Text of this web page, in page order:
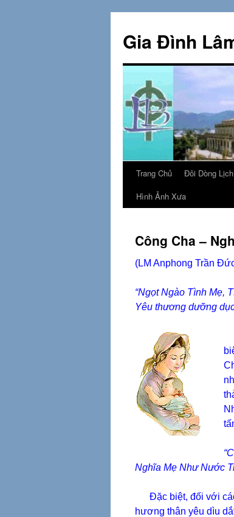
content
Gia Đình
Trang Chủ Đôi Dòng
Hình Ảnh Xưa
Công Cha –
(LM Anphong Trần
“Ngọt Ngào Tình Mẹ,
Yêu thương dưỡng
Nghĩa Mẹ Như Nước
Đặc biệt, đối với các
hương thân yêu dìu